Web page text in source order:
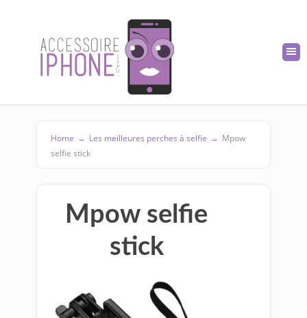
Home → Les meilleures perches à selfie → Mpow
selfie stick
Mpow selfie
stick